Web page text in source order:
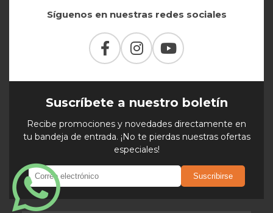
Síguenos en nuestras redes sociales
Suscríbete a nuestro boletín
Recibe promociones y novedades directamente en
tu bandeja de entrada. ¡No te pierdas nuestras ofertas
especiales!
Suscribirse